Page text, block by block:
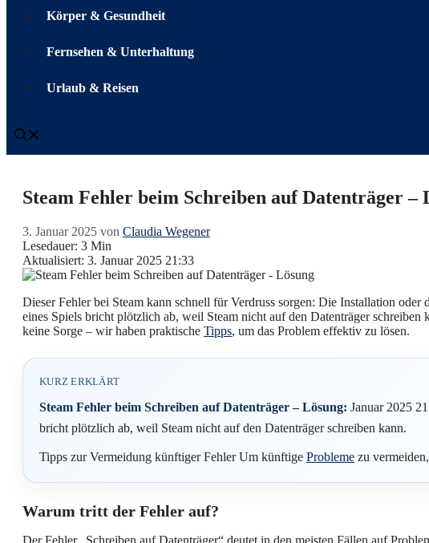
Körper & Gesundheit
Fernsehen & Unterhaltung
Urlaub & Reisen
Steam Fehler beim Schreiben auf Datenträger –
3. Januar 2025 von Claudia Wegener
Lesedauer: 3 Min
Aktualisiert: 3. Januar 2025 21:33
Dieser Fehler bei Steam kann schnell für Verdruss sorgen: Die Installation oder
eines Spiels bricht plötzlich ab, weil Steam nicht auf den Datenträger schreiben
keine Sorge – wir haben praktische Tipps, um das Problem effektiv zu lösen.
KURZ ERKLÄRT
Steam Fehler beim Schreiben auf Datenträger – Lösung: Januar 2025
bricht plötzlich ab, weil Steam nicht auf den Datenträger schreiben kann.
Tipps zur Vermeidung künftiger Fehler Um künftige Probleme zu
Warum tritt der Fehler auf?